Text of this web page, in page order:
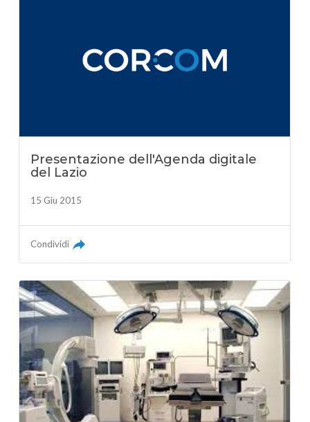
Presentazione dell'Agenda digitale
del Lazio
15 Giu 2015
Condividi